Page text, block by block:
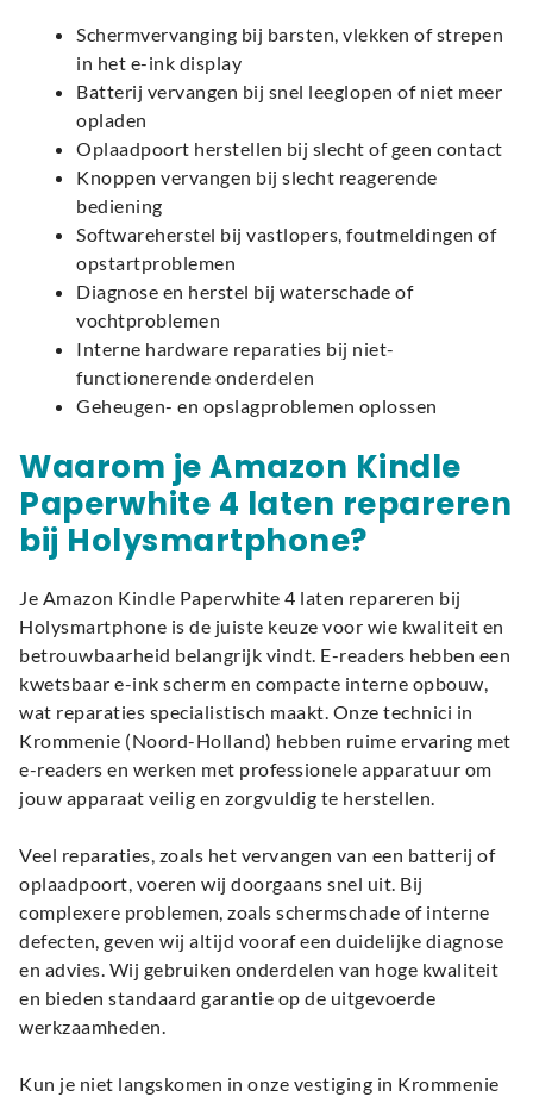
Schermvervanging bij barsten, vlekken of strepen
in het e-ink display
Batterij vervangen bij snel leeglopen of niet meer
opladen
Oplaadpoort herstellen bij slecht of geen contact
Knoppen vervangen bij slecht reagerende
bediening
Softwareherstel bij vastlopers, foutmeldingen of
opstartproblemen
Diagnose en herstel bij waterschade of
vochtproblemen
Interne hardware reparaties bij niet-
functionerende onderdelen
Geheugen- en opslagproblemen oplossen
Waarom je Amazon Kindle
Paperwhite 4 laten repareren
bij Holysmartphone?
Je Amazon Kindle Paperwhite 4 laten repareren bij
Holysmartphone is de juiste keuze voor wie kwaliteit en
betrouwbaarheid belangrijk vindt. E-readers hebben een
kwetsbaar e-ink scherm en compacte interne opbouw,
wat reparaties specialistisch maakt. Onze technici in
Krommenie (Noord-Holland) hebben ruime ervaring met
e-readers en werken met professionele apparatuur om
jouw apparaat veilig en zorgvuldig te herstellen.
Veel reparaties, zoals het vervangen van een batterij of
oplaadpoort, voeren wij doorgaans snel uit. Bij
complexere problemen, zoals schermschade of interne
defecten, geven wij altijd vooraf een duidelijke diagnose
en advies. Wij gebruiken onderdelen van hoge kwaliteit
en bieden standaard garantie op de uitgevoerde
werkzaamheden.
Kun je niet langskomen in onze vestiging in Krommenie